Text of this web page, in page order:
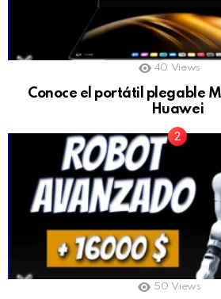
40 Views
Conoce el portátil plegable
Huawei
50 Views